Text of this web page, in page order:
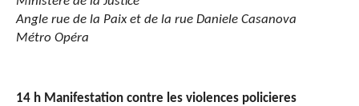
Angle rue de la Paix et de la rue Daniele Casanova
Métro Opéra
14 h Manifestation contre les violences policieres